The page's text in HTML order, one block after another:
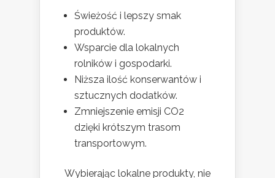
Świeżość i lepszy smak
produktów.
Wsparcie dla lokalnych
rolników i gospodarki.
Niższa ilość konserwantów i
sztucznych dodatków.
Zmniejszenie emisji CO2
dzięki krótszym trasom
transportowym.
Wybierając lokalne produkty, nie